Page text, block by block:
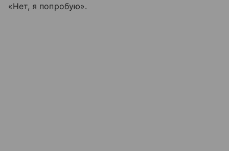
«Нет, я попробую».